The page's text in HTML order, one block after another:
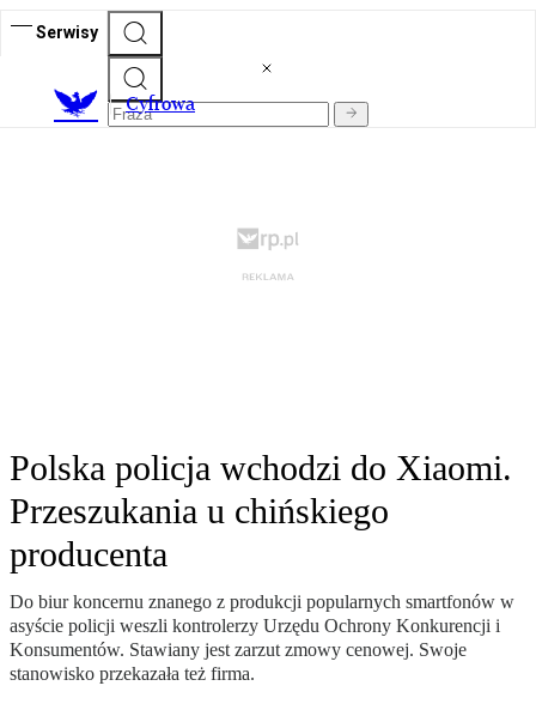
Serwisy
Cyfrowa
Polska policja wchodzi do Xiaomi.
Przeszukania u chińskiego
producenta
Do biur koncernu znanego z produkcji popularnych smartfonów w
asyście policji weszli kontrolerzy Urzędu Ochrony Konkurencji i
Konsumentów. Stawiany jest zarzut zmowy cenowej. Swoje
stanowisko przekazała też firma.